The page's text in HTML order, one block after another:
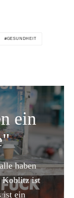
GESUNDHEIT
ein
haben
Koblitz ist
ist ein